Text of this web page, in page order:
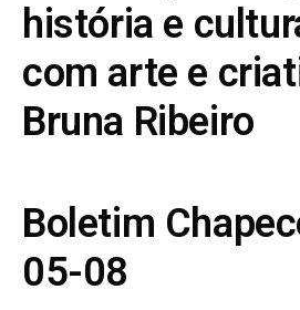
história e
com arte e
Bruna Ribeiro
Boletim
05-08